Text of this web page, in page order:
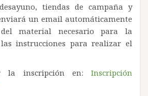
tiendas de campaña y
un email automáticamente
material necesario para la
instrucciones para realizar el
la inscripción en: Inscripción